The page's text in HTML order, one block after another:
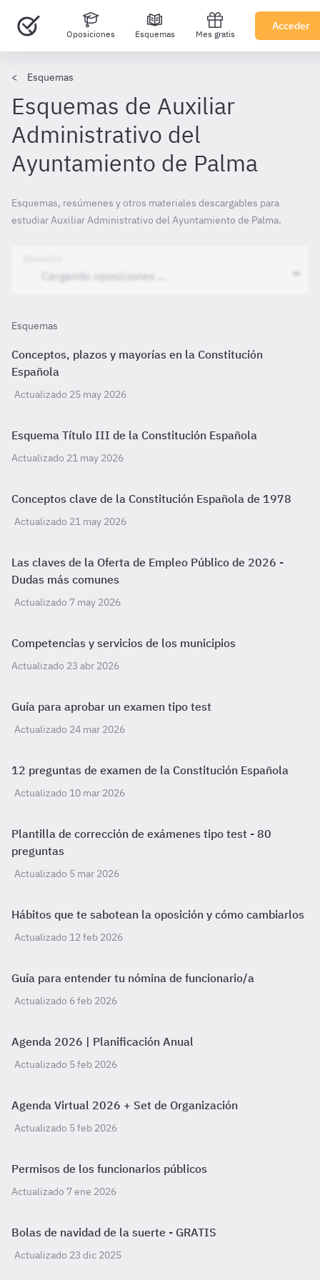
Oposiciones Esquemas Mes gratis
Acceder
Esquemas
Esquemas de Auxiliar
Administrativo del
Ayuntamiento de Palma
Esquemas, resúmenes y otros materiales descargables para
estudiar Auxiliar Administrativo del Ayuntamiento de Palma.
Esquemas
Conceptos, plazos y mayorías en la Constitución
Española
Actualizado 25 may 2026
Esquema Título III de la Constitución Española
Actualizado 21 may 2026
Conceptos clave de la Constitución Española de 1978
Actualizado 21 may 2026
Las claves de la Oferta de Empleo Público de 2026 -
Dudas más comunes
Actualizado 7 may 2026
Competencias y servicios de los municipios
Actualizado 23 abr 2026
Guía para aprobar un examen tipo test
Actualizado 24 mar 2026
12 preguntas de examen de la Constitución Española
Actualizado 10 mar 2026
Plantilla de corrección de exámenes tipo test - 80
preguntas
Actualizado 5 mar 2026
Hábitos que te sabotean la oposición y cómo cambiarlos
Actualizado 12 feb 2026
Guía para entender tu nómina de funcionario/a
Actualizado 6 feb 2026
Agenda 2026 | Planificación Anual
Actualizado 5 feb 2026
Agenda Virtual 2026 + Set de Organización
Actualizado 5 feb 2026
Permisos de los funcionarios públicos
Actualizado 7 ene 2026
Bolas de navidad de la suerte - GRATIS
Actualizado 23 dic 2025